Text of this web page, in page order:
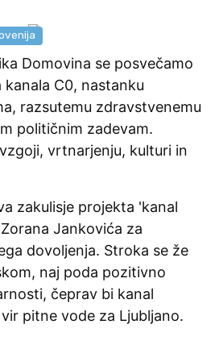
Domovina se posvečamo
C0, nastanku
razsutemu zdravstvenemu
političnim zadevam.
vrtnarjenju, kulturi in
zakulisje projekta 'kanal
Jankovića za
dovoljenja. Stroka se že
naj poda pozitivno
čeprav bi kanal
pitne vode za Ljubljano.